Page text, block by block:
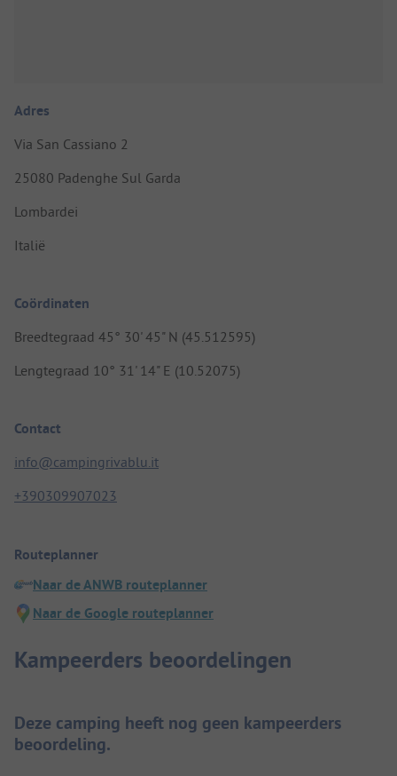
Adres
Via San Cassiano 2
25080 Padenghe Sul Garda
Lombardei
Italië
Coördinaten
Breedtegraad 45° 30' 45" N (45.512595)
Lengtegraad 10° 31' 14" E (10.52075)
Contact
info@campingrivablu.it
+390309907023
Routeplanner
Naar de ANWB routeplanner
Naar de Google routeplanner
Kampeerders beoordelingen
Deze camping heeft nog geen kampeerders
beoordeling.